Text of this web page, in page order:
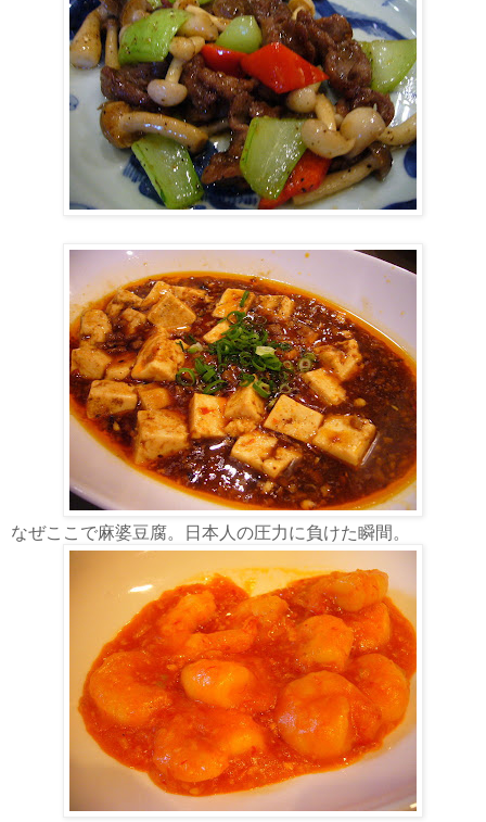
なぜここで麻婆豆腐。日本人の圧力に負けた瞬間。